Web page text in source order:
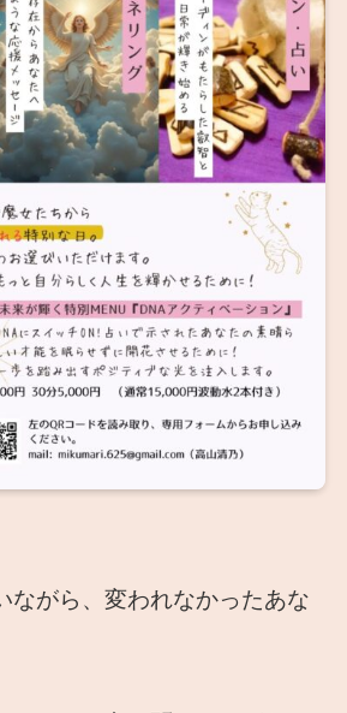
ながら、変われなかったあな